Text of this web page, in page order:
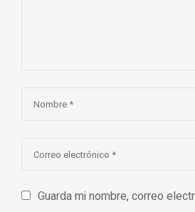
Guarda mi nombre, correo